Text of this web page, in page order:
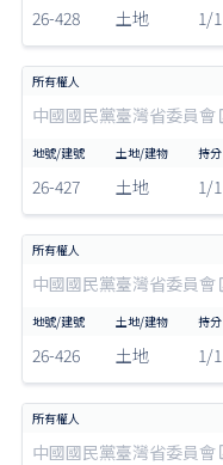
26-428 土地 1/1
中國國民黨臺灣省委員會
26-427 土地 1/1
中國國民黨臺灣省委員會
26-426 土地 1/1
中國國民黨臺灣省委員會